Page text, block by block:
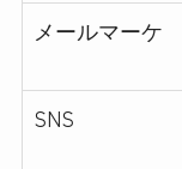
メールマーケ
SNS